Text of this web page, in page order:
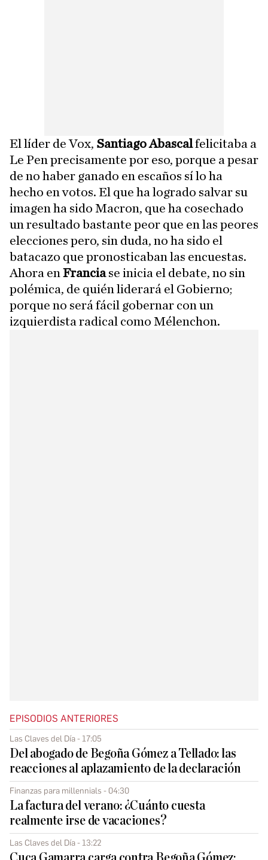
El líder de Vox, Santiago Abascalfelicitaba a
Le Pen precisamente por eso, porque a pesar
de no haber ganado en escaños sí lo ha
hecho en votos. El que ha logrado salvar su
imagen ha sido Macron, que ha cosechado
un resultado bastante peor que en las peores
elecciones pero, sin duda, no ha sido el
batacazo que pronosticaban las encuestas.
Ahora en Franciase inicia el debate, no sin
polémica, de quién liderará el Gobierno;
porque no será fácil gobernar con un
izquierdista radical como Mélenchon.
EPISODIOS ANTERIORES
Las Claves del Día - 17:05
Del abogado de Begoña Gómez a Tellado: las
reacciones al aplazamiento de la declaración
Finanzas para millennials - 04:30
La factura del verano: ¿Cuánto cuesta
realmente irse de vacaciones?
Las Claves del Día - 13:22